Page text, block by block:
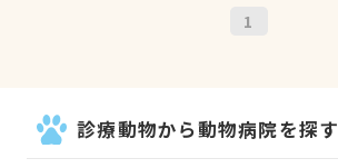
1
診療動物から動物病院を探す